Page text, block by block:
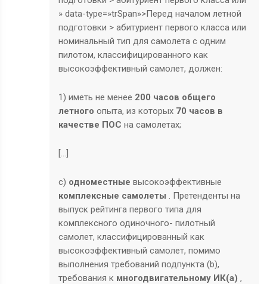
» data-type=»trSpan»>Перед началом летной
подготовки > абитуриент первого класса или
номинальный тип для самолета с одним
пилотом, классифицированного как
высокоэффективный самолет, должен:
1) иметь не менее 200 часов общего
летногоопыта, из которых 70 часов в
качестве ПОСна самолетах;
[…]
c) одноместныевысокоэффективные
комплексные самолеты . Претенденты на
выпуск рейтинга первого типа для
комплексного одиночного- пилотный
самолет, классифицированный как
высокоэффективный самолет, помимо
выполнения требований подпункта (b),
требования к многодвигательному ИК(а),